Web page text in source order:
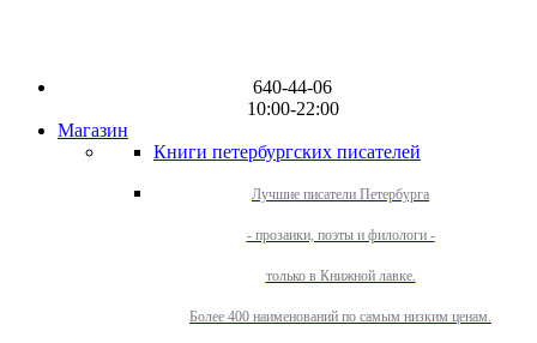
640-44-06
10:00-22:00
Магазин
Книги петербургских писателей
Лучшие писатели Петербурга
- прозаики, поэты и филологи -
только в Книжной лавке.
Более 400 наименований по самым низким ценам.